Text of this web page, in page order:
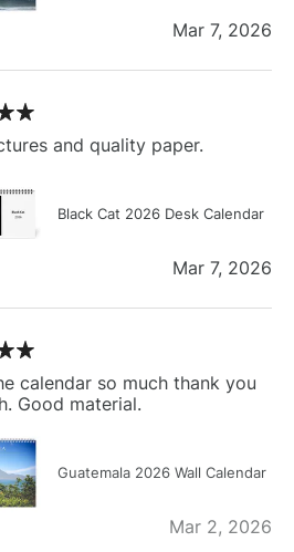
Mar 7, 2026
and quality paper.
Black Cat 2026 Desk Calendar
Mar 7, 2026
calendar so much thank you
Good material.
Guatemala 2026 Wall Calendar
Mar 2, 2026